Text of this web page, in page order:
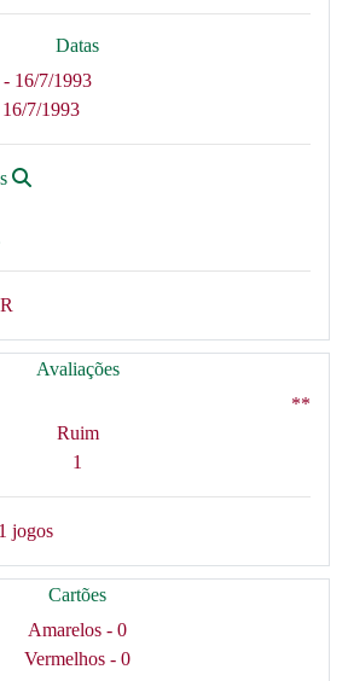
Datas
16/7/1993
7/1993
Avaliações
**
Ruim
1
jogos
Cartões
Amarelos - 0
Vermelhos - 0